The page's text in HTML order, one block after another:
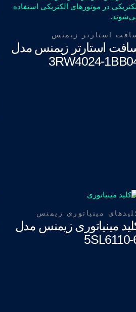
استارتر زیمنس مدل
3RW4024-
استارتر زیمنس
مینیاتوری زیمنس مدل
5SL6110-
مینیاتوری زیمنس